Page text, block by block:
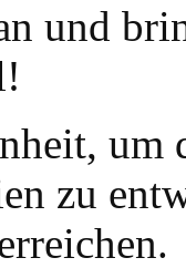
und
um
zu